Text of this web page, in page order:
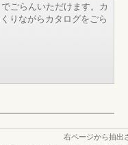
ごらんいただけます。カ
りながらカタログをごら
右ページから抽出